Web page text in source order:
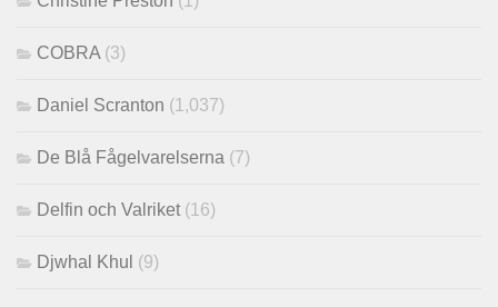
COBRA (3)
Daniel Scranton (1,037)
De Blå Fågelvarelserna (7)
Delfin och Valriket (16)
Djwhal Khul (9)